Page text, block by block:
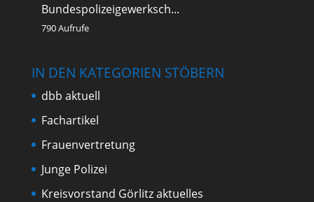
Bundespolizeigewerksch...
790 Aufrufe
IN DEN KATEGORIEN STÖBERN
dbb aktuell
Fachartikel
Frauenvertretung
Junge Polizei
Kreisvorstand Görlitz aktuelles